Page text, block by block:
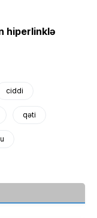
hiperlinklə
ciddi
qəti